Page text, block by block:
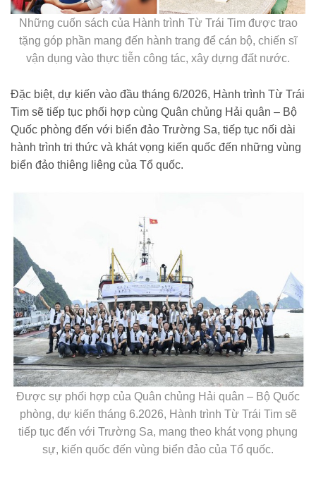
Những cuốn sách của Hành trình Từ Trái Tim được trao
tặng góp phần mang đến hành trang để cán bộ, chiến sĩ
vận dụng vào thực tiễn công tác, xây dựng đất nước.
Đặc biệt, dự kiến vào đầu tháng 6/2026, Hành trình Từ Trái
Tim sẽ tiếp tục phối hợp cùng Quân chủng Hải quân – Bộ
Quốc phòng đến với biển đảo Trường Sa, tiếp tục nối dài
hành trình tri thức và khát vọng kiến quốc đến những vùng
biển đảo thiêng liêng của Tổ quốc.
Được sự phối hợp của Quân chủng Hải quân – Bộ Quốc
phòng, dự kiến tháng 6.2026, Hành trình Từ Trái Tim sẽ
tiếp tục đến với Trường Sa, mang theo khát vọng phụng
sự, kiến quốc đến vùng biển đảo của Tổ quốc.